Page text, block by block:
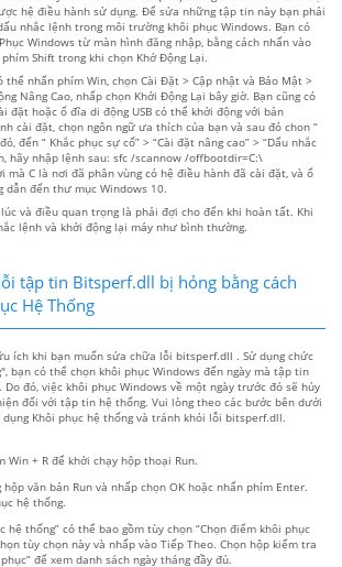
hệ điều hành sử dụng. Để sửa những tập tin này bạn phải
nhắc lệnh trong môi trường khôi phục Windows. Bạn có
Windows từ màn hình đăng nhập, bằng cách nhấn vào
Shift trong khi chọn Khở Động Lại.
thể nhấn phím Win, chọn Cài Đặt > Cập nhật và Bảo Mật >
Nâng Cao, nhấp chọn Khởi Động Lại bây giờ. Bạn cũng có
đặt hoặc ổ đĩa di động USB có thể khởi động với bản
cài đặt, chọn ngôn ngữ ưa thích của bạn và sau đó chon “
đến “ Khắc phục sự cố” > “Cài đặt nâng cao” > “Dấu nhắc
hãy nhập lệnh sau: sfc /scannow /offbootdir=C:\
mà C là nơi đã phân vùng có hệ điều hành đã cài đặt, và ổ
dẫn đến thư mục Windows 10.
và điều quan trọng là phải đợi cho đến khi hoàn tất. Khi
lệnh và khởi động lại máy như bình thường.
tập tin Bitsperf.dll bị hỏng bằng cách
Hệ Thống
ích khi bạn muốn sửa chữa lỗi bitsperf.dll . Sử dụng chức
bạn có thể chọn khôi phục Windows đến ngày mà tập tin
đó, việc khôi phục Windows về một ngày trước đó sẽ hủy
đối với tập tin hệ thống. Vui lòng theo các bước bên dưới
Khôi phục hệ thống và tránh khỏi lỗi bitsperf.dll.
Win + R để khởi chạy hộp thoại Run.
hộp văn bản Run và nhấp chọn OK hoặc nhấn phím Enter.
hệ thống.
hệ thống” có thể bao gồm tùy chọn “Chọn điểm khôi phục
tùy chọn này và nhấp vào Tiếp Theo. Chọn hộp kiểm tra
để xem danh sách ngày tháng đầy đủ.